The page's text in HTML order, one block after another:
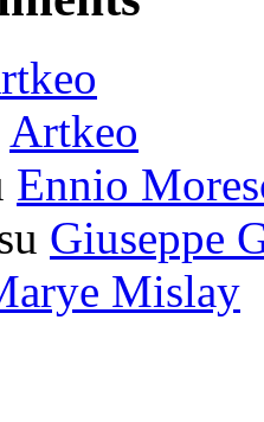
Artkeo
Ennio
Giuseppe
Mislay